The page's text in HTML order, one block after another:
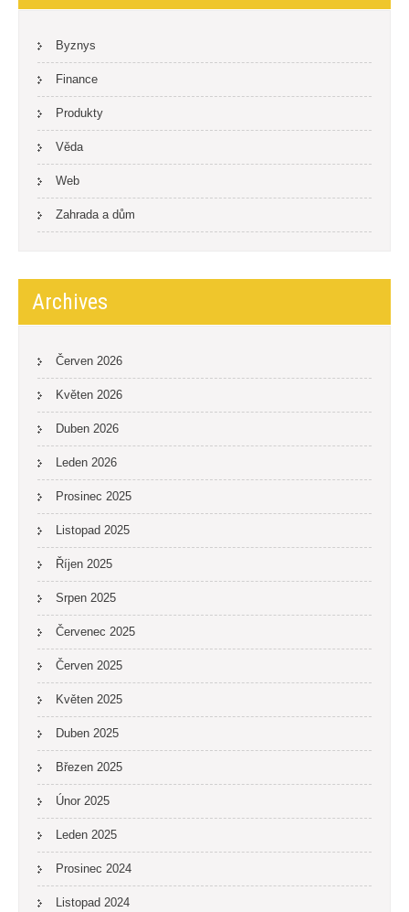
Byznys
Finance
Produkty
Věda
Web
Zahrada a dům
Archives
Červen 2026
Květen 2026
Duben 2026
Leden 2026
Prosinec 2025
Listopad 2025
Říjen 2025
Srpen 2025
Červenec 2025
Červen 2025
Květen 2025
Duben 2025
Březen 2025
Únor 2025
Leden 2025
Prosinec 2024
Listopad 2024